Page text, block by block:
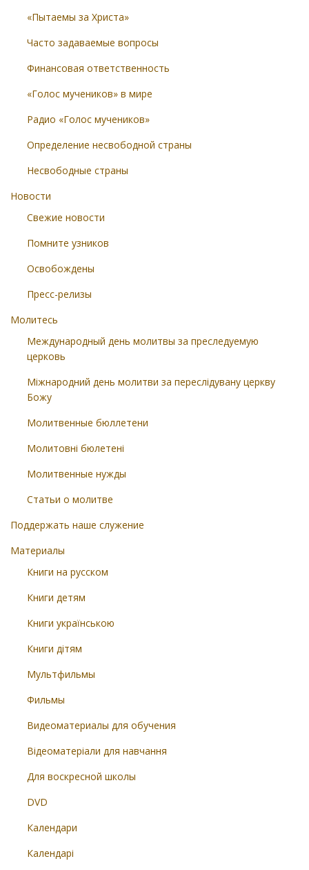
«Пытаемы за Христа»
Часто задаваемые вопросы
Финансовая ответственность
«Голос мучеников» в мире
Радио «Голос мучеников»
Определение несвободной страны
Несвободные страны
Новости
Свежие новости
Помните узников
Освобождены
Пресс-релизы
Молитесь
Международный день молитвы за преследуемую
церковь
Міжнародний день молитви за переслідувану церкву
Божу
Молитвенные бюллетени
Молитовні бюлетені
Молитвенные нужды
Статьи о молитве
Поддержать наше служение
Материалы
Книги на русском
Книги детям
Книги українською
Книги дітям
Мультфильмы
Фильмы
Видеоматериалы для обучения
Відеоматеріали для навчання
Для воскресной школы
DVD
Календари
Календарі